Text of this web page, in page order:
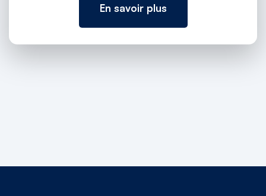
En savoir plus